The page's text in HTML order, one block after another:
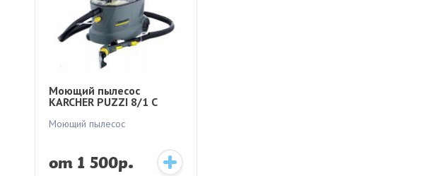
Моющий пылесос
KARCHER PUZZI 8/1 С
Моющий пылесос
от 1 500р.